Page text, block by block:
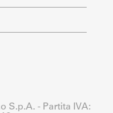
S.p.A. - Partita IVA: